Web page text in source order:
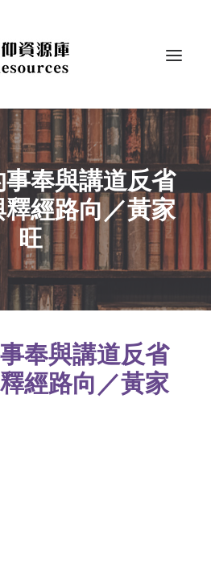
奉與講道反省
經路向／黃家
旺
奉與講道反省
經路向／黃家